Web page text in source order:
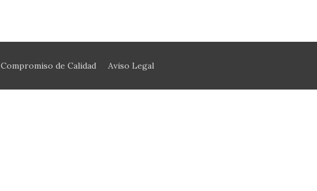
Compromiso de Calidad Aviso Legal